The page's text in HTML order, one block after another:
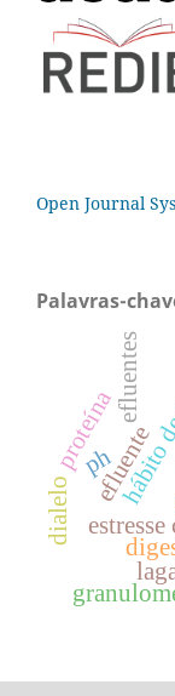
Open Journal
Palavras-
efluente
ph
proteína
efluentes
dialelo